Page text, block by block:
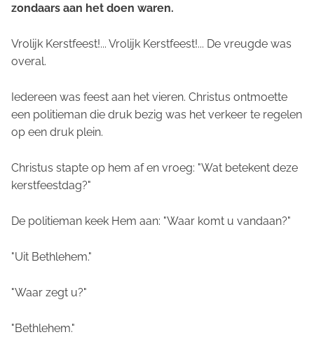
zondaars aan het doen waren.
Vrolijk Kerstfeest!... Vrolijk Kerstfeest!... De vreugde was
overal.
Iedereen was feest aan het vieren. Christus ontmoette
een politieman die druk bezig was het verkeer te regelen
op een druk plein.
Christus stapte op hem af en vroeg: "Wat betekent deze
kerstfeestdag?"
De politieman keek Hem aan: "Waar komt u vandaan?"
"Uit Bethlehem."
"Waar zegt u?"
"Bethlehem."